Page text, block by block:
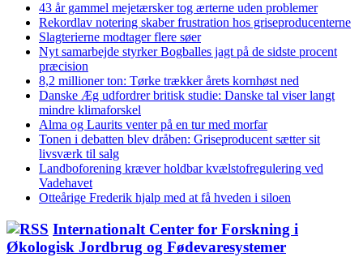
43 år gammel mejetærsker tog ærterne uden problemer
Rekordlav notering skaber frustration hos griseproducenterne
Slagterierne modtager flere søer
Nyt samarbejde styrker Bogballes jagt på de sidste procent
præcision
8,2 millioner ton: Tørke trækker årets kornhøst ned
Danske Æg udfordrer britisk studie: Danske tal viser langt
mindre klimaforskel
Alma og Laurits venter på en tur med morfar
Tonen i debatten blev dråben: Griseproducent sætter sit
livsværk til salg
Landboforening kræver holdbar kvælstofregulering ved
Vadehavet
Otteårige Frederik hjalp med at få hveden i siloen
Internationalt Center for Forskning i
Økologisk Jordbrug og Fødevaresystemer